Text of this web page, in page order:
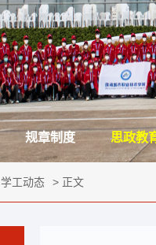
规章制度 思政教
学工动态 > 正文